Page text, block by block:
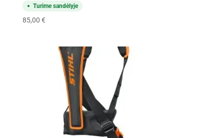
Turime sandėlyje
85,00 €